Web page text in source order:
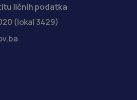
ličnih podatka
(lokal 3429)